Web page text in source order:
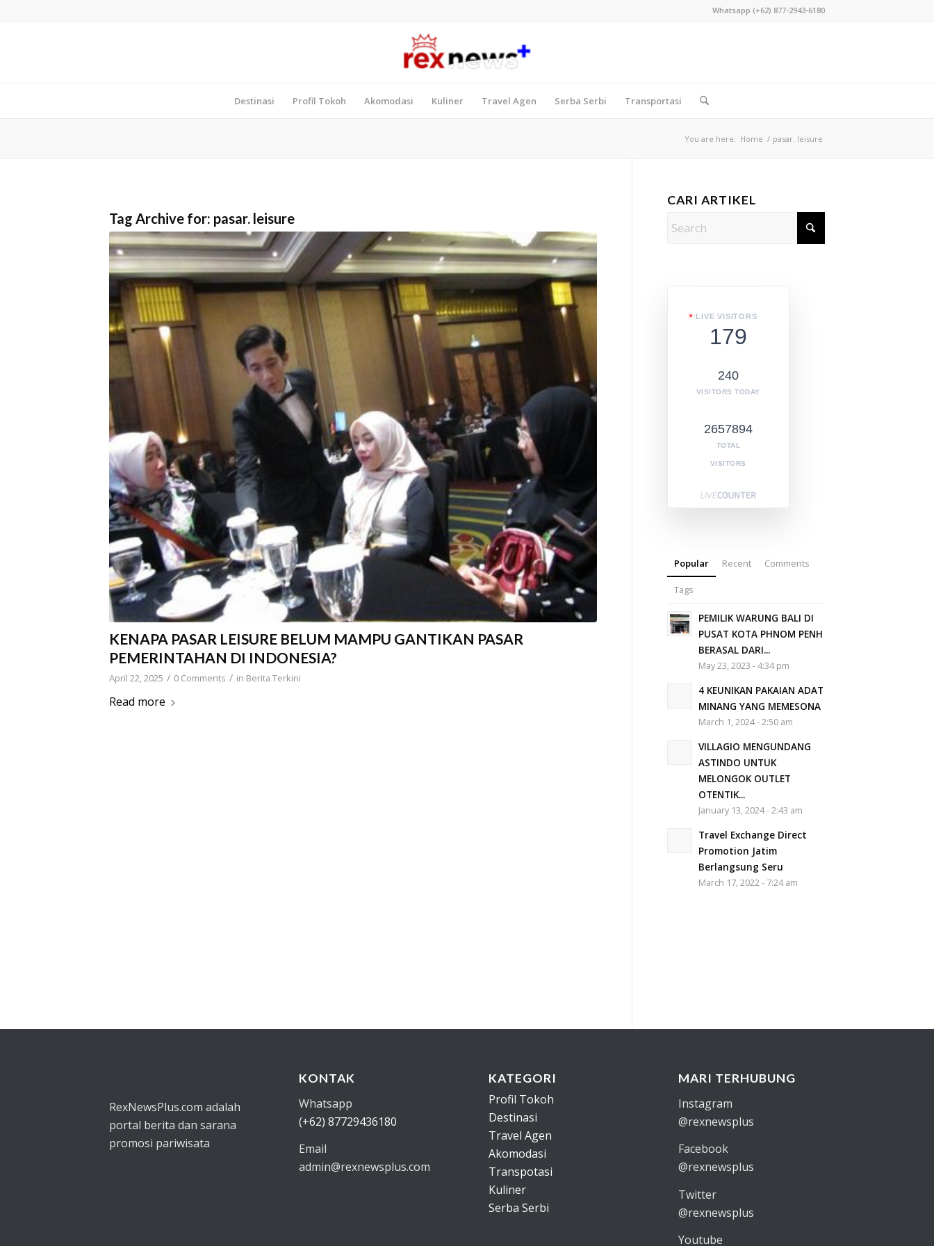
Whatsapp (+62) 877-2943-6180
Destinasi Profil Tokoh Akomodasi Kuliner Travel Agen Serba Serbi Transportasi
You are here: Home / pasar. leisure
Tag Archive for: pasar. leisure
KENAPA PASAR LEISURE BELUM MAMPU GANTIKAN PASAR
PEMERINTAHAN DI INDONESIA?
April 22, 2025 / 0 Comments / in Berita Terkini
Read more
CARI ARTIKEL
LIVE VISITORS
179
240
VISITORS TODAY
2657894
TOTAL
VISITORS
Popular Recent Comments
Tags
PEMILIK WARUNG BALI DI
PUSAT KOTA PHNOM PENH
BERASAL DARI...
May 23, 2023 - 4:34 pm
4 KEUNIKAN PAKAIAN ADAT
MINANG YANG MEMESONA
March 1, 2024 - 2:50 am
VILLAGIO MENGUNDANG
ASTINDO UNTUK
MELONGOK OUTLET
OTENTIK...
January 13, 2024 - 2:43 am
Travel Exchange Direct
Promotion Jatim
Berlangsung Seru
March 17, 2022 - 7:24 am
RexNewsPlus.com adalah
portal berita dan sarana
promosi pariwisata
KONTAK
Whatsapp
(+62) 87729436180
Email
admin@rexnewsplus.com
KATEGORI
Profil Tokoh
Destinasi
Travel Agen
Akomodasi
Transpotasi
Kuliner
Serba Serbi
MARI TERHUBUNG
Instagram
@rexnewsplus
Facebook
@rexnewsplus
Twitter
@rexnewsplus
Youtube